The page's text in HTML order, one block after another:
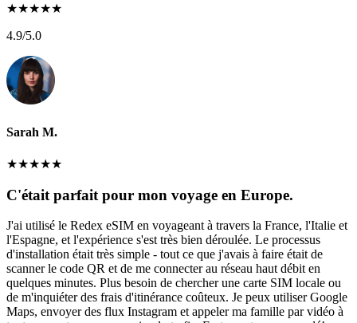
★★★★★
4.9/5.0
Sarah M.
★★★★★
C'était parfait pour mon voyage en Europe.
J'ai utilisé le Redex eSIM en voyageant à travers la France, l'Italie et
l'Espagne, et l'expérience s'est très bien déroulée. Le processus
d'installation était très simple - tout ce que j'avais à faire était de
scanner le code QR et de me connecter au réseau haut débit en
quelques minutes. Plus besoin de chercher une carte SIM locale ou
de m'inquiéter des frais d'itinérance coûteux. Je peux utiliser Google
Maps, envoyer des flux Instagram et appeler ma famille par vidéo à